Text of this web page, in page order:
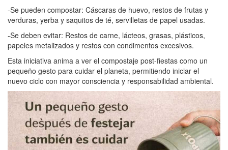
-Se pueden compostar: Cáscaras de huevo, restos de frutas y
verduras, yerba y saquitos de té, servilletas de papel usadas.
-Se deben evitar: Restos de carne, lácteos, grasas, plásticos,
papeles metalizados y restos con condimentos excesivos.
Esta iniciativa anima a ver el compostaje post-fiestas como un
pequeño gesto para cuidar el planeta, permitiendo iniciar el
nuevo ciclo con mayor consciencia y responsabilidad ambiental.